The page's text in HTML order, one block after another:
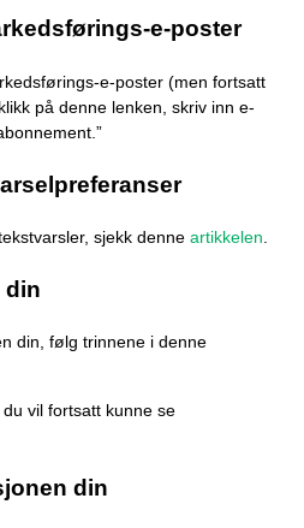
e-poster
e-poster (men fortsatt
på denne lenken, skriv inn e-
sjekk denne artikkelen
din
din, følg trinnene i denne
vil fortsatt kunne se
din